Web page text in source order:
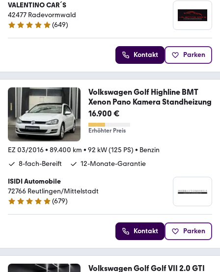
VALENTINO CAR´S
42477 Radevormwald
4.9 Sterne
(649)
Kontakt Parken
Volkswagen Golf Highline BMT
Xenon Pano Kamera Standheizung
16.900 €
Erhöhter Preis
EZ 03/2016• 89.400 km • 92 kW (125 PS) • Benzin
8-fach-Bereift
12-Monate-Garantie
ISIDI Automobile
72766 Reutlingen/Mittelstadt
4.8 Sterne
(679)
Kontakt Parken
Volkswagen Golf Golf VII 2.0 GTI